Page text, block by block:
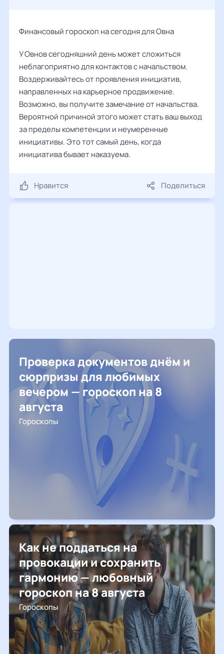
Финансовый гороскоп на сегодня для Овна
У Овнов сегодняшний день может сложиться
неблагоприятно для контактов с начальством.
Воздерживайтесь от проявления инициатив,
направленных на карьерное продвижение.
Возможно, вы получите замечание от начальства.
Вероятной причиной этого может стать ваш выход
за пределы компетенции и неумеренные
инициативы. Это тот самый день, когда
инициатива бывает наказуема.
Нравится Поделиться
Проверка документов днём и
сюрпризы для любимых
вечером — гороскоп на 8
августа
Гороскопы
Как не поддаться на
провокации и сохранить
гармонию — любовный
гороскоп на 8 августа
Гороскопы